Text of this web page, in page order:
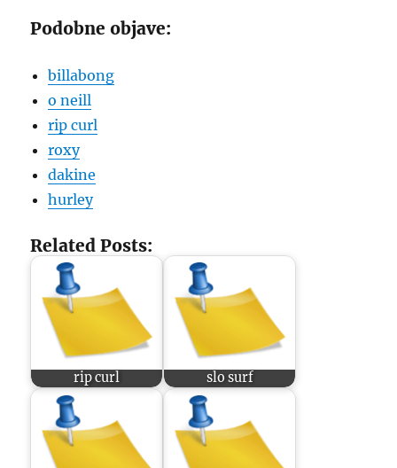
Podobne objave:
billabong
o neill
rip curl
roxy
dakine
hurley
Related Posts:
rip curl slo surf